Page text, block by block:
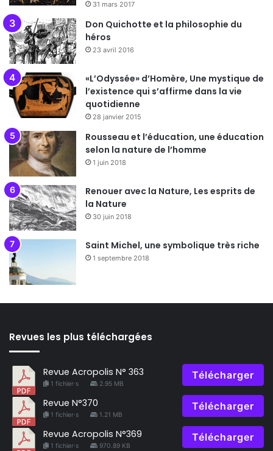
31 mars 2017
Don Quichotte et la philosophie du
héros
23 avril 2016
«L’Odyssée» d’Homère, Une mystique de
l’existence qui s’affirme dans la vie
quotidienne
28 janvier 2015
Rousseau et l’éducation, une éducation
selon la nature de l’homme
1 juin 2018
Renouer avec la Nature, Les esprits de
la Nature
30 juin 2018
Saint Michel, une symbolique très riche
1 septembre 2018
Revues les plus téléchargées
Revue Acropolis N° 363
1 fichier·s 2.95 MB
Télécharger
Revue N°370
1 fichier·s 1.21 MB
Télécharger
Revue Acropolis N°369
1 fichier·s 970.89 KB
Télécharger